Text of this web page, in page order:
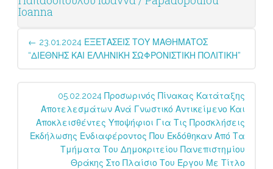
Ioanna
Post
navigation
← 23.01.2024 ΕΞΕΤΑΣΕΙΣ ΤΟΥ ΜΑΘΗΜΑΤΟΣ
“ΔΙΕΘΝΗΣ ΚΑΙ ΕΛΛΗΝΙΚΗ ΣΩΦΡΟΝΙΣΤΙΚΗ ΠΟΛΙΤΙΚΗ”
05.02.2024 Προσωρινός Πίνακας Κατάταξης
Αποτελεσμάτων Ανά Γνωστικό Αντικείμενο Και
Αποκλεισθέντες Υποψήφιοι Για Τις Προσκλήσεις
Εκδήλωσης Ενδιαφέροντος Που Εκδόθηκαν Από Τα
Τμήματα Του Δημοκριτείου Πανεπιστημίου
Θράκης Στο Πλαίσιο Του Έργου Με Τίτλο